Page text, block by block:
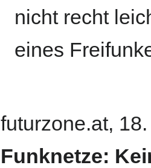
nicht recht
eines
futurzone.at,
Funknetze: